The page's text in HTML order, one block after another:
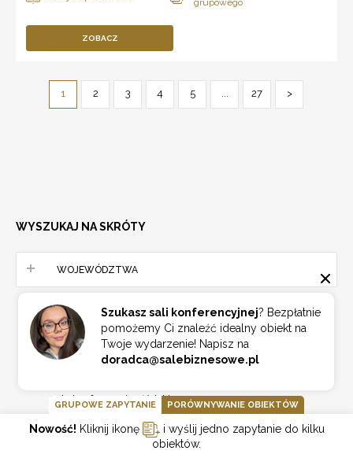
ZOBACZ
1 2 3 4 5 ... 27 >
WYSZUKAJ NA SKRÓTY
WOJEWÓDZTWA
Sale konferencyjne dolnośląskie
387
Sale konferencyjne kujawsko-pomorskie155
Sale konferencyjne lubelskie124
Sale konferencyjne łódzkie192
Sale konferencyjne małopolskie
Sale konferencyjne mazowieckie
Szukasz sali konferencyjnej? Bezpłatnie
pomożemy Ci znaleźć idealny obiekt na
Twoje wydarzenie! Napisz na
doradca@salebiznesowe.pl
GRUPOWE ZAPYTANIE PORÓWNYWANIE OBIEKTÓW
Nowość! Kliknij ikonę
i wyślij jedno zapytanie do kilku
obiektów.